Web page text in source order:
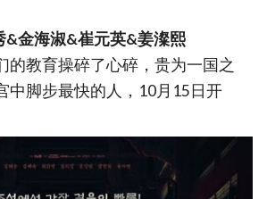
&金海淑&崔元英&姜澯熙
的教育操碎了心碎，贵为一国之
中脚步最快的人，10月15日开